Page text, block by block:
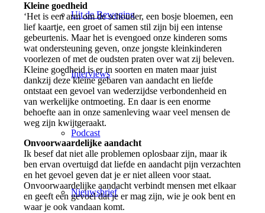
Uit de Beweging
Interviews
Podcast
Nieuwsbrief
Kleine goedheid
‘Het is een arm om de schouder, een bosje bloemen, een
lief kaartje, een groet of samen stil zijn bij een intense
gebeurtenis. Maar het is evengoed onze kinderen soms
wat ondersteuning geven, onze jongste kleinkinderen
voorlezen of met de oudsten praten over wat zij beleven.
Kleine goedheid is er in soorten en maten maar juist
dankzij deze kleine gebaren van aandacht en liefde
ontstaat een gevoel van wederzijdse verbondenheid en
van werkelijke ontmoeting. En daar is een enorme
behoefte aan in onze samenleving waar veel mensen de
weg zijn kwijtgeraakt.
Onvoorwaardelijke aandacht
Ik besef dat niet alle problemen oplosbaar zijn, maar ik
ben ervan overtuigd dat liefde en aandacht pijn verzachten
en het gevoel geven dat je er niet alleen voor staat.
Onvoorwaardelijke aandacht verbindt mensen met elkaar
en geeft een gevoel dat je er mag zijn, wie je ook bent en
waar je ook vandaan komt.